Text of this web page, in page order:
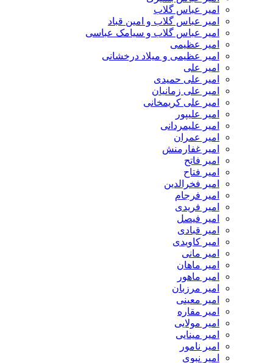
امیر عباس گلاب
امیر عباس گلاب و امین قباد
امیر عباس گلاب و سیامک عباسی
امیر عظیمی
امیر عظیمی و میلاد درخشانی
امیر علی
امیر علی حمیدی
امیر علی زمانیان
امیر علی کریمخانی
امیر علیپور
امیر علیمردانی
امیر عمران
امیر غفارمنش
امیر فاتح
امیر فتاح
امیر فخرالدین
امیر فرجام
امیر فریدی
امیر فیصل
امیر قبادی
امیر کاویدی
امیر مانی
امیر ماهان
امیر ماهور
امیر مرزبان
امیر معینی
امیر مقاره
امیر مولایی
امیر مینایی
امیر نامور
امیر نبوی